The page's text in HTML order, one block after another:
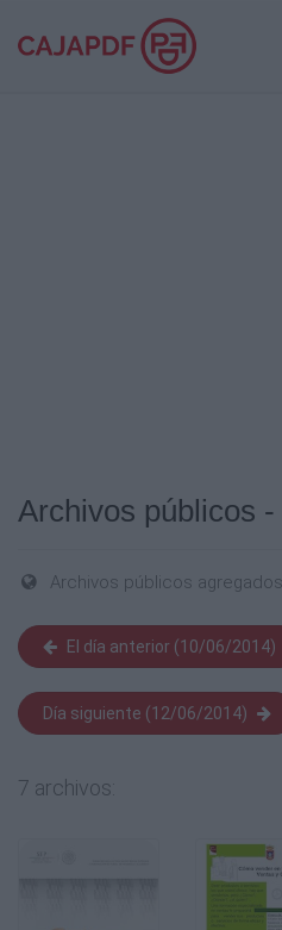
Archivos públicos
Archivos públicos
El día anterior (10/06/2014)
Día siguiente (12/06/2014)
7 archivos: